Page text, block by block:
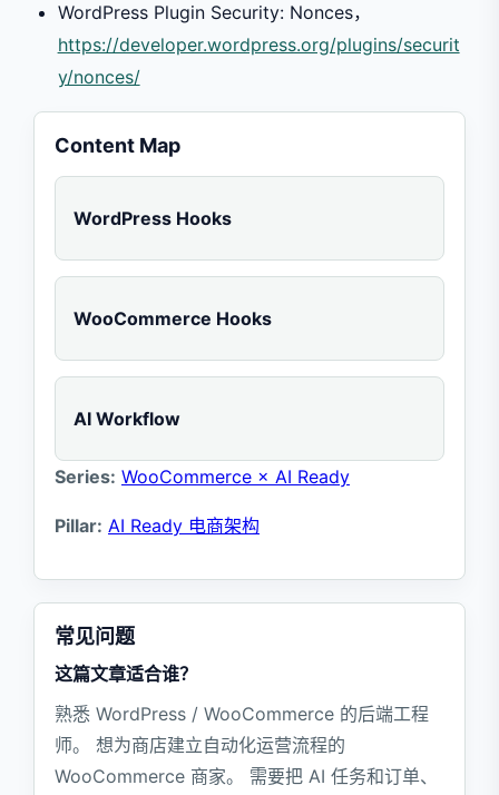
WordPress Plugin Security: Nonces，
https://developer.wordpress.org/plugins/securit
y/nonces/
Content Map
WordPress Hooks
WooCommerce Hooks
AI Workflow
Series: WooCommerce × AI Ready
Pillar: AI Ready 电商架构
常见问题
这篇文章适合谁？
熟悉 WordPress / WooCommerce 的后端工程
师。 想为商店建立自动化运营流程的
WooCommerce 商家。 需要把 AI 任务和订单、